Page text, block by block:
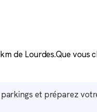
de Lourdes.Que vous
et préparez